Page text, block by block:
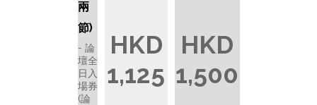
兩
節)
論
壇全
日入
場券
(論
HKD
1,125
HKD
1,500